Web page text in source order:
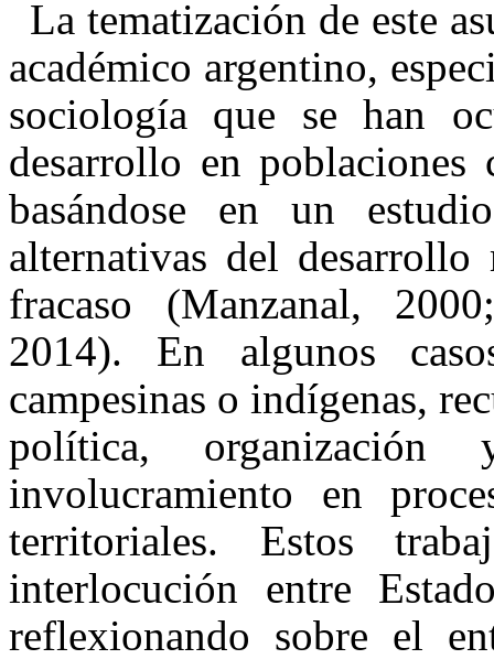
La tematización de este
académico argentino,
sociología que se han
desarrollo en poblaciones
basándose en un
alternativas del
fracaso (Manzanal,
2014). En algunos
campesinas o indígenas,
política,
involucramiento en
territoriales. Estos
interlocución entre
reflexionando sobre el